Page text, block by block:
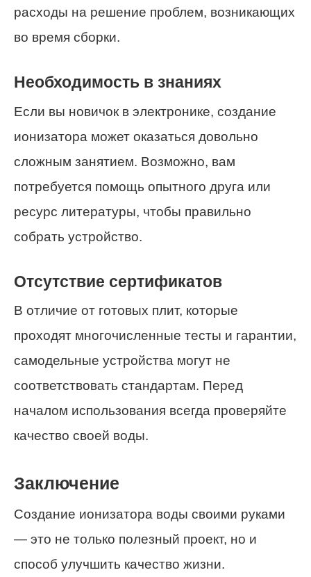
расходы на решение проблем, возникающих
во время сборки.
Необходимость в знаниях
Если вы новичок в электронике, создание
ионизатора может оказаться довольно
сложным занятием. Возможно, вам
потребуется помощь опытного друга или
ресурс литературы, чтобы правильно
собрать устройство.
Отсутствие сертификатов
В отличие от готовых плит, которые
проходят многочисленные тесты и гарантии,
самодельные устройства могут не
соответствовать стандартам. Перед
началом использования всегда проверяйте
качество своей воды.
Заключение
Создание ионизатора воды своими руками
— это не только полезный проект, но и
способ улучшить качество жизни.